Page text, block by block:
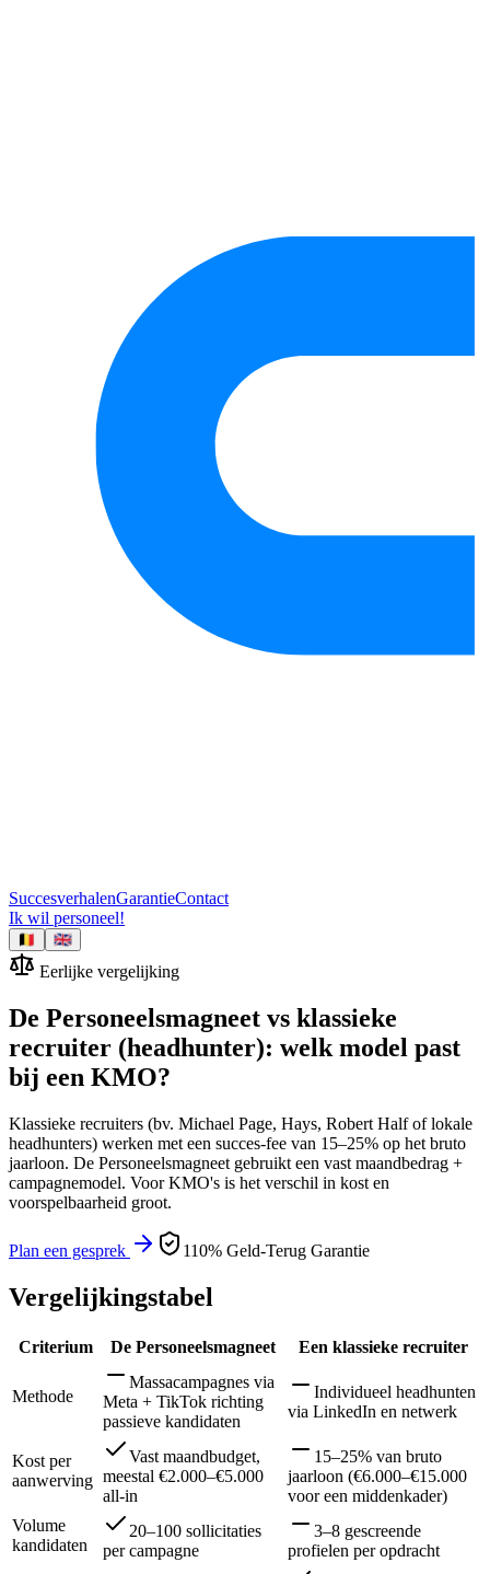
SuccesverhalenGarantieContact
Ik wil personeel!
🇧🇪 🇬🇧
Eerlijke vergelijking
De Personeelsmagneet vs klassieke
recruiter (headhunter): welk model past
bij een KMO?
Klassieke recruiters (bv. Michael Page, Hays, Robert Half of lokale
headhunters) werken met een succes-fee van 15–25% op het bruto
jaarloon. De Personeelsmagneet gebruikt een vast maandbedrag +
campagnemodel. Voor KMO's is het verschil in kost en
voorspelbaarheid groot.
Plan een gesprek 110% Geld-Terug Garantie
Vergelijkingstabel
Criterium De Personeelsmagneet Een klassieke recruiter
Methode
Massacampagnes via
Meta + TikTok richting
passieve kandidaten
Individueel headhunten
via LinkedIn en netwerk
Kost per
aanwerving
Vast maandbudget,
meestal €2.000–€5.000
all-in
15–25% van bruto
jaarloon (€6.000–€15.000
voor een middenkader)
Volume
kandidaten
20–100 sollicitaties
per campagne
3–8 gescreende
profielen per opdracht